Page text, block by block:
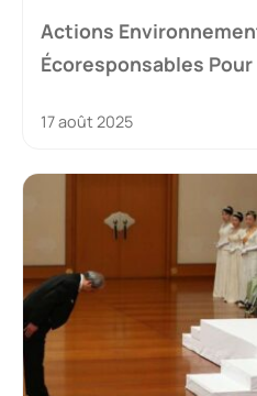
Actions
Écoresponsables
17 août 2025